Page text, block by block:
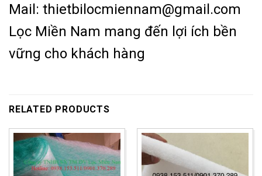
Mail: thietbilocmiennam@gmail.com
Lọc Miền Nam mang đến lợi ích bền
vững cho khách hàng
RELATED PRODUCTS